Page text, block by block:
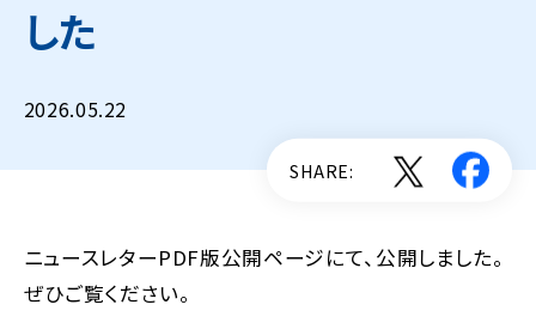
した
2026.05.22
SHARE:
ニュースレターPDF版公開ページにて、公開しました。
ぜひご覧ください。